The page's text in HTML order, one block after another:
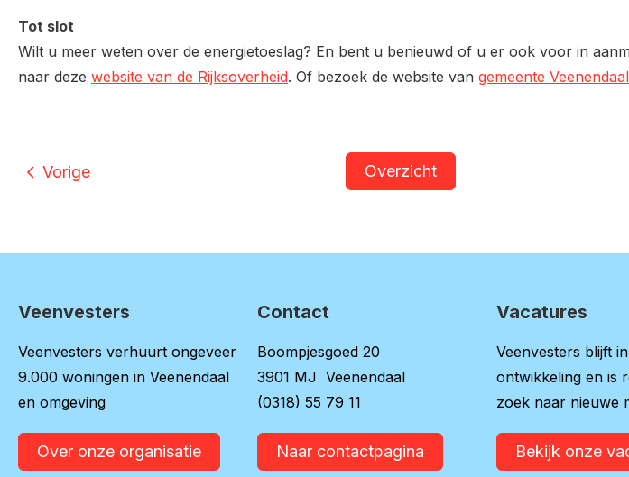
Tot slot
Wilt u meer weten over de energietoeslag? En bent u benieuwd of u er ook voor in
naar deze website van de Rijksoverheid. Of bezoek de website van gemeente Veenendaal
Overzicht
Vorige
Contactinformatie
Veenvesters
Veenvesters verhuurt ongeveer
9.000 woningen in Veenendaal
en omgeving
Over onze organisatie
Contact
Boompjesgoed 20
3901 MJ Veenendaal
(0318) 55 79 11
Naar contactpagina
Vacatures
Veenvesters blijft in
ontwikkeling en is
zoek naar nieuwe
Bekijk onze